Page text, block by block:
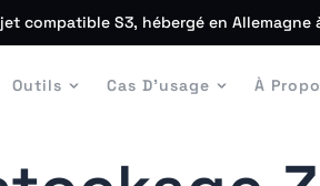
compatible S3, hébergé en Allemagne
Outils Cas D'usage À